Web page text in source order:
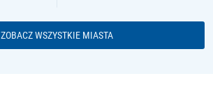
ZOBACZ WSZYSTKIE MIASTA